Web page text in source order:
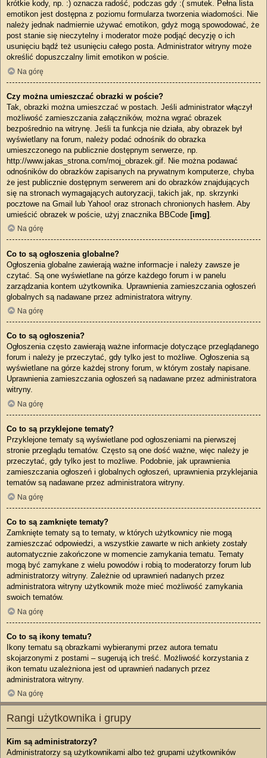
krótkie kody, np. :) oznacza radość, podczas gdy :( smutek. Pełna lista
emotikon jest dostępna z poziomu formularza tworzenia wiadomości. Nie
należy jednak nadmiernie używać emotikon, gdyż mogą spowodować, że
post stanie się nieczytelny i moderator może podjąć decyzję o ich
usunięciu bądź też usunięciu całego posta. Administrator witryny może
określić dopuszczalny limit emotikon w poście.
Na górę
Czy można umieszczać obrazki w poście?
Tak, obrazki można umieszczać w postach. Jeśli administrator włączył
możliwość zamieszczania załączników, można wgrać obrazek
bezpośrednio na witrynę. Jeśli ta funkcja nie działa, aby obrazek był
wyświetlany na forum, należy podać odnośnik do obrazka
umieszczonego na publicznie dostępnym serwerze, np.
http://www.jakas_strona.com/moj_obrazek.gif. Nie można podawać
odnośników do obrazków zapisanych na prywatnym komputerze, chyba
że jest publicznie dostępnym serwerem ani do obrazków znajdujących
się na stronach wymagających autoryzacji, takich jak, np. skrzynki
pocztowe na Gmail lub Yahoo! oraz stronach chronionych hasłem. Aby
umieścić obrazek w poście, użyj znacznika BBCode [img]
Na górę
Co to są ogłoszenia globalne?
Ogłoszenia globalne zawierają ważne informacje i należy zawsze je
czytać. Są one wyświetlane na górze każdego forum i w panelu
zarządzania kontem użytkownika. Uprawnienia zamieszczania ogłoszeń
globalnych są nadawane przez administratora witryny.
Na górę
Co to są ogłoszenia?
Ogłoszenia często zawierają ważne informacje dotyczące przeglądanego
forum i należy je przeczytać, gdy tylko jest to możliwe. Ogłoszenia są
wyświetlane na górze każdej strony forum, w którym zostały napisane.
Uprawnienia zamieszczania ogłoszeń są nadawane przez administratora
witryny.
Na górę
Co to są przyklejone tematy?
Przyklejone tematy są wyświetlane pod ogłoszeniami na pierwszej
stronie przeglądu tematów. Często są one dość ważne, więc należy je
przeczytać, gdy tylko jest to możliwe. Podobnie, jak uprawnienia
zamieszczania ogłoszeń i globalnych ogłoszeń, uprawnienia przyklejania
tematów są nadawane przez administratora witryny.
Na górę
Co to są zamknięte tematy?
Zamknięte tematy są to tematy, w których użytkownicy nie mogą
zamieszczać odpowiedzi, a wszystkie zawarte w nich ankiety zostały
automatycznie zakończone w momencie zamykania tematu. Tematy
mogą być zamykane z wielu powodów i robią to moderatorzy forum lub
administratorzy witryny. Zależnie od uprawnień nadanych przez
administratora witryny użytkownik może mieć możliwość zamykania
swoich tematów.
Na górę
Co to są ikony tematu?
Ikony tematu są obrazkami wybieranymi przez autora tematu
skojarzonymi z postami – sugerują ich treść. Możliwość korzystania z
ikon tematu uzależniona jest od uprawnień nadanych przez
administratora witryny.
Na górę
Rangi użytkownika i grupy
Kim są administratorzy?
Administratorzy są użytkownikami albo też grupami użytkowników